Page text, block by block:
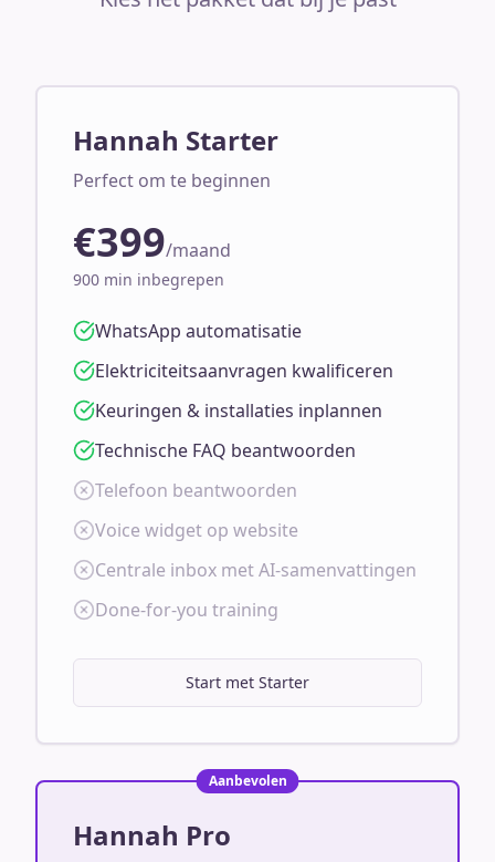
Hannah Starter
Perfect om te beginnen
€399/maand
900 min inbegrepen
WhatsApp automatisatie
Elektriciteitsaanvragen kwalificeren
Keuringen & installaties inplannen
Technische FAQ beantwoorden
Telefoon beantwoorden
Voice widget op website
Centrale inbox met AI-samenvattingen
Done-for-you training
Start met Starter
Aanbevolen
Hannah Pro